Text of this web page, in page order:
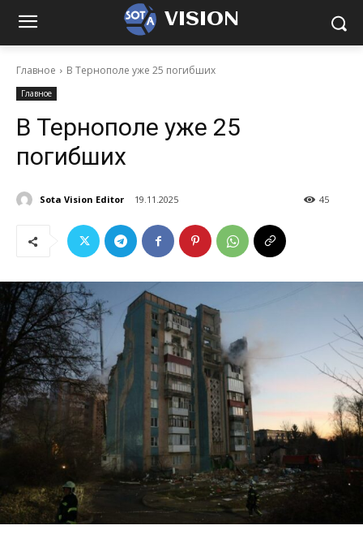
VISION
Главное В Тернополе уже 25 погибших
Главное
В Тернополе уже 25
погибших
Sota Vision Editor 19.11.2025 45